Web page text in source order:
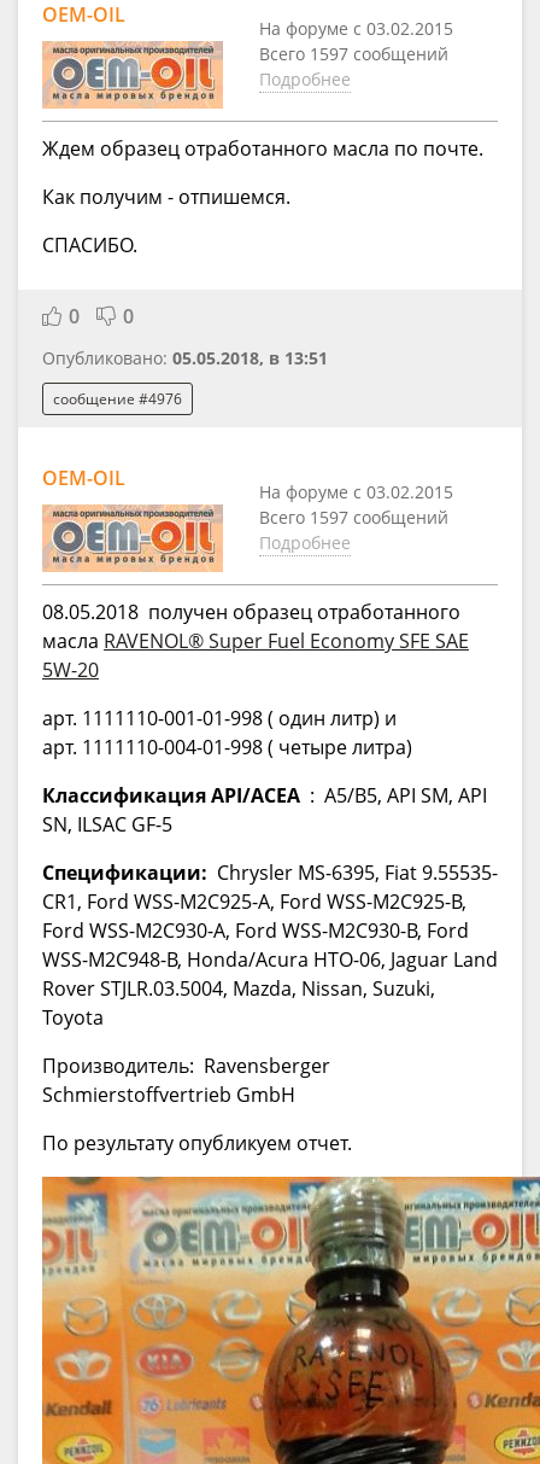
OEM-OIL
На форуме с 03.02.2015
Всего 1597 сообщений
Подробнее
Ждем образец отработанного масла по почте.
Как получим - отпишемся.
СПАСИБО.
0 0
Опубликовано: 05.05.2018, в 13:51
сообщение #4976
OEM-OIL
На форуме с 03.02.2015
Всего 1597 сообщений
Подробнее
08.05.2018 получен образец отработанного
масла RAVENOL® Super Fuel Economy SFE SAE
5W-20
арт. 1111110-001-01-998 ( один литр) и
арт. 1111110-004-01-998 ( четыре литра)
Классификация API/ACEA : A5/B5, API SM, API
SN, ILSAC GF-5
Спецификации: Chrysler MS-6395, Fiat 9.55535-
CR1, Ford WSS-M2C925-A, Ford WSS-M2C925-B,
Ford WSS-M2C930-A, Ford WSS-M2C930-B, Ford
WSS-M2C948-B, Honda/Acura HTO-06, Jaguar Land
Rover STJLR.03.5004, Mazda, Nissan, Suzuki,
Toyota
Производитель: Ravensberger
Schmierstoffvertrieb GmbH
По результату опубликуем отчет.